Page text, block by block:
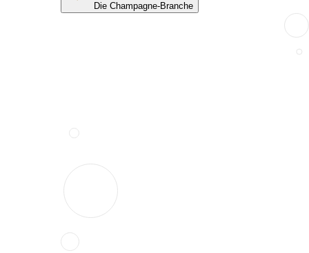
Die Champagne-Branche